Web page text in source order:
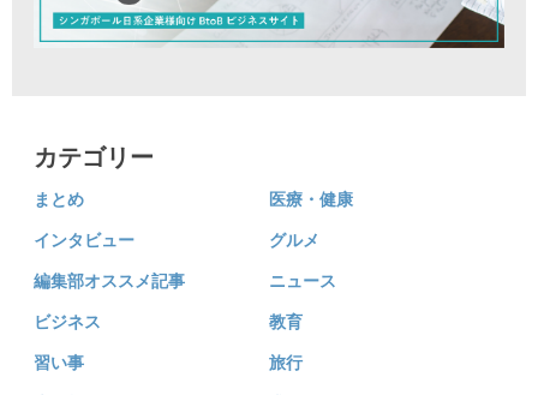
カテゴリー
まとめ 医療・健康
インタビュー グルメ
編集部オススメ記事 ニュース
ビジネス 教育
習い事 旅行